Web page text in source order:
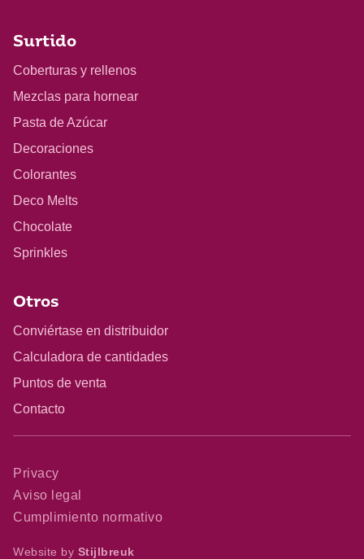
Surtido
Coberturas y rellenos
Mezclas para hornear
Pasta de Azúcar
Decoraciones
Colorantes
Deco Melts
Chocolate
Sprinkles
Otros
Conviértase en distribuidor
Calculadora de cantidades
Puntos de venta
Contacto
Privacy
Aviso legal
Cumplimiento normativo
Website by Stijlbreuk